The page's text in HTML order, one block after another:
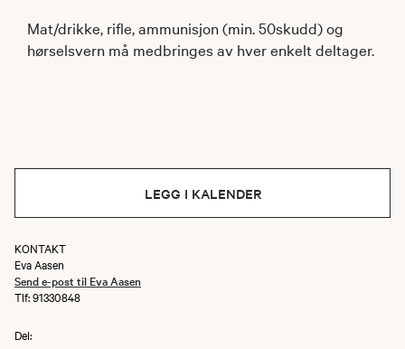
Mat/drikke, rifle, ammunisjon (min. 50skudd) og
hørselsvern må medbringes av hver enkelt deltager.
LEGG I KALENDER
KONTAKT
Eva Aasen
Send e-post til Eva Aasen
Tlf: 91330848
Del: